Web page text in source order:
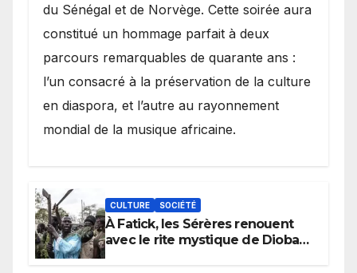
du Sénégal et de Norvège. Cette soirée aura
constitué un hommage parfait à deux
parcours remarquables de quarante ans :
l’un consacré à la préservation de la culture
en diaspora, et l’autre au rayonnement
mondial de la musique africaine.
CULTURE SOCIÉTÉ
À Fatick, les Sérères renouent
avec le rite mystique de Diobaye